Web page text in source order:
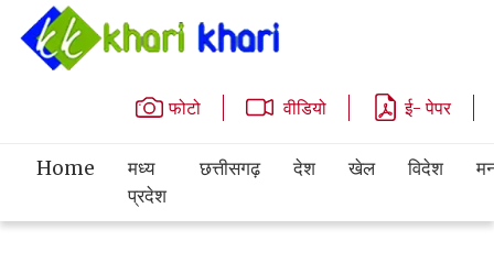
फोटो वीडियो ई- पेपर
Home
मध्य
प्रदेश
छत्तीसगढ़ देश खेल विदेश